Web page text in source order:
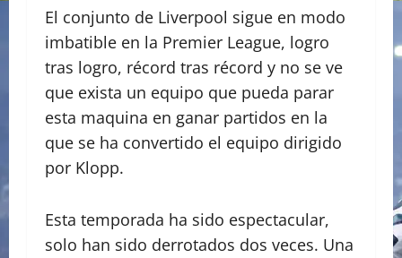
El conjunto de Liverpool sigue en modo
imbatible en la Premier League, logro
tras logro, récord tras récord y no se ve
que exista un equipo que pueda parar
esta maquina en ganar partidos en la
que se ha convertido el equipo dirigido
por Klopp.
Esta temporada ha sido espectacular,
solo han sido derrotados dos veces. Una